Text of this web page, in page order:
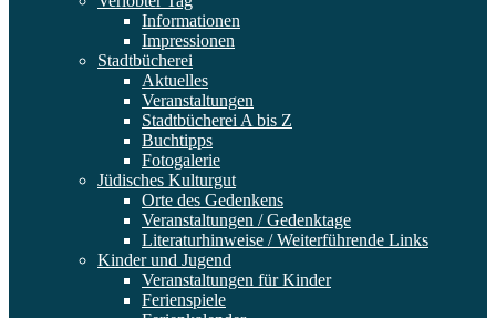
Informationen
Impressionen
Stadtbücherei
Aktuelles
Veranstaltungen
Stadtbücherei A bis Z
Buchtipps
Fotogalerie
Jüdisches Kulturgut
Orte des Gedenkens
Veranstaltungen / Gedenktage
Literaturhinweise / Weiterführende Links
Kinder und Jugend
Veranstaltungen für Kinder
Ferienspiele